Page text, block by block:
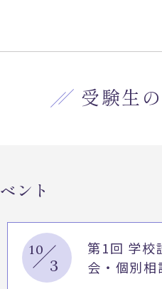
受験生
ント
10
3
第1回 学校
会・個別相